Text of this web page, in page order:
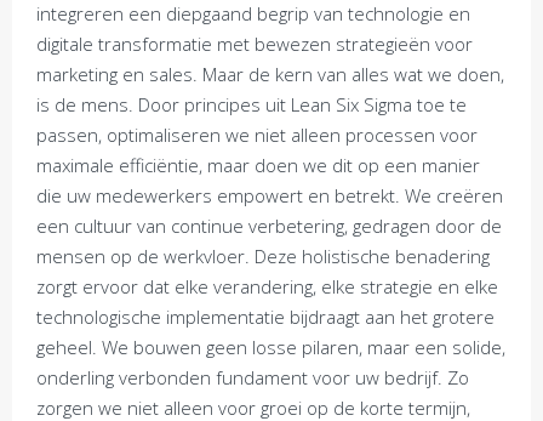
integreren een diepgaand begrip van technologie en
digitale transformatie met bewezen strategieën voor
marketing en sales. Maar de kern van alles wat we doen,
is de mens. Door principes uit Lean Six Sigma toe te
passen, optimaliseren we niet alleen processen voor
maximale efficiëntie, maar doen we dit op een manier
die uw medewerkers empowert en betrekt. We creëren
een cultuur van continue verbetering, gedragen door de
mensen op de werkvloer. Deze holistische benadering
zorgt ervoor dat elke verandering, elke strategie en elke
technologische implementatie bijdraagt aan het grotere
geheel. We bouwen geen losse pilaren, maar een solide,
onderling verbonden fundament voor uw bedrijf. Zo
zorgen we niet alleen voor groei op de korte termijn,